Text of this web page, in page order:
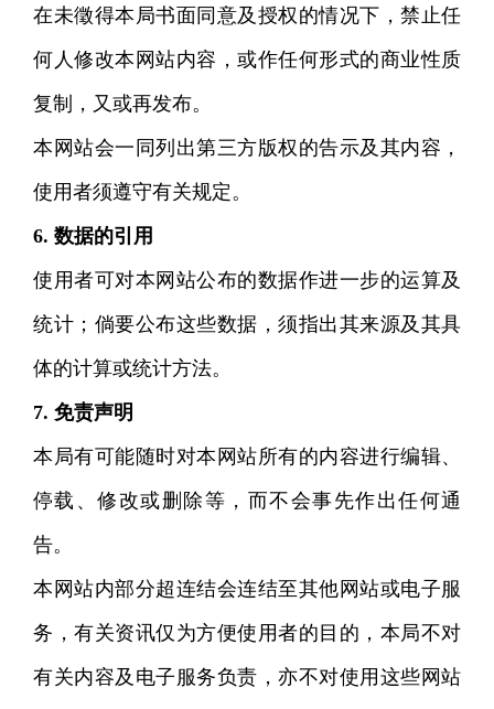
在未徵得本局书面同意及授权的情况下，禁止任
何人修改本网站内容，或作任何形式的商业性质
复制，又或再发布。
本网站会一同列出第三方版权的告示及其内容，
使用者须遵守有关规定。
6. 数据的引用
使用者可对本网站公布的数据作进一步的运算及
统计；倘要公布这些数据，须指出其来源及其具
体的计算或统计方法。
7. 免责声明
本局有可能随时对本网站所有的内容进行编辑、
停载、修改或删除等，而不会事先作出任何通
告。
本网站内部分超连结会连结至其他网站或电子服
务，有关资讯仅为方便使用者的目的，本局不对
有关内容及电子服务负责，亦不对使用这些网站